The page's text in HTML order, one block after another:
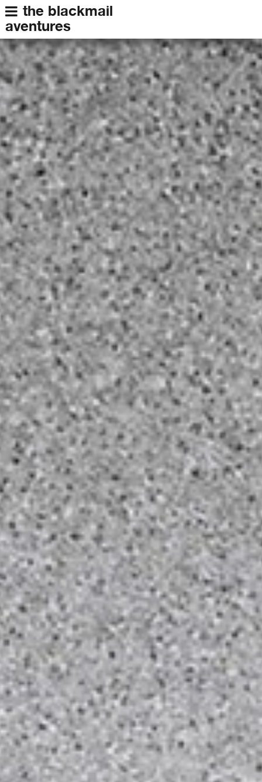
the blackmail
aventures